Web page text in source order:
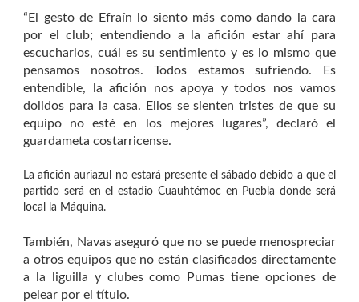
“El gesto de Efraín lo siento más como dando la cara
por el club; entendiendo a la afición estar ahí para
escucharlos, cuál es su sentimiento y es lo mismo que
pensamos nosotros. Todos estamos sufriendo. Es
entendible, la afición nos apoya y todos nos vamos
dolidos para la casa. Ellos se sienten tristes de que su
equipo no esté en los mejores lugares”, declaró el
guardameta costarricense.
La afición auriazul no estará presente el sábado debido a que el
partido será en el estadio Cuauhtémoc en Puebla donde será
local la Máquina.
También, Navas aseguró que no se puede menospreciar
a otros equipos que no están clasificados directamente
a la liguilla y clubes como Pumas tiene opciones de
pelear por el título.